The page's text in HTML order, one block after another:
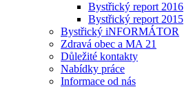
Bystřický report 2016
Bystřický report 2015
Bystřický iNFORMÁTOR
Zdravá obec a MA 21
Důležité kontakty
Nabídky práce
Informace od nás